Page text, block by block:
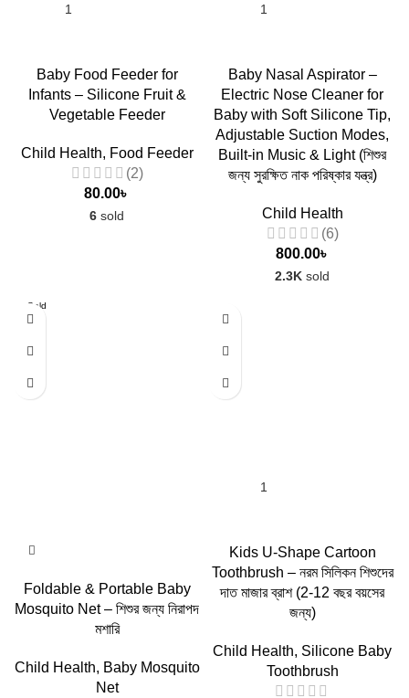
Baby Food Feeder for
Infants – Silicone Fruit &
Vegetable Feeder
Child Health, Food Feeder
(2)
80.00৳
6 sold
Baby Nasal Aspirator –
Electric Nose Cleaner for
Baby with Soft Silicone Tip,
Adjustable Suction Modes,
Built-in Music & Light (শিশুর
জন্য সুরক্ষিত নাক পরিষ্কার যন্ত্র)
Child Health
(6)
800.00৳
2.3K sold
Sold
out
Foldable & Portable Baby
Mosquito Net – শিশুর জন্য নিরাপদ
মশারি
Child Health, Baby Mosquito
Net
Kids U-Shape Cartoon
Toothbrush – নরম সিলিকন শিশুদের
দাত মাজার ব্রাশ (2-12 বছর বয়সের
জন্য)
Child Health, Silicone Baby
Toothbrush